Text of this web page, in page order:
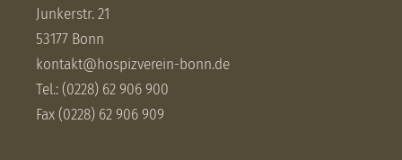
Junkerstr. 21
53177 Bonn
kontakt@hospizverein-bonn.de
Tel.: (0228) 62 906 900
Fax (0228) 62 906 909